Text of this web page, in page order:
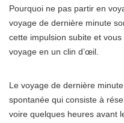
Pourquoi ne pas partir en
voyage de dernière minute
cette impulsion subite et
voyage en un clin d’œil.
Le voyage de dernière
spontanée qui consiste à
voire quelques heures avant